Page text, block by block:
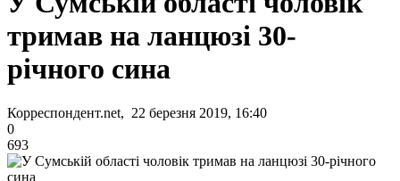
тримав на ланцюзі 30-
річного сина
Корреспондент.net, 22 березня 2019, 16:40
0
693